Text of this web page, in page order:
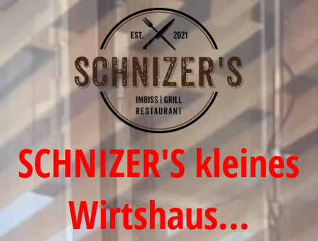
SCHNIZER'S kleines
Wirtshaus...
Startseite
GONDELN - Veranstaltungsraum - Catering
Getränke und Speisen
Ihr Weg zu uns